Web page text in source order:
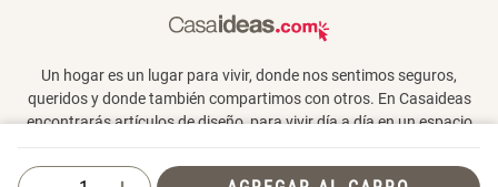
Un hogar es un lugar para vivir, donde nos sentimos seguros,
queridos y donde también compartimos con otros. En Casaideas
encontrarás artículos de diseño, para vivir día a día en un espacio